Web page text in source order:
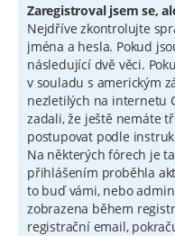
Zaregistroval jsem se,
Nejdříve zkontrolujte
jména a hesla. Pokud
následující dvě věci.
v souladu s americkým
nezletilých na internetu
zadali, že ještě nemáte
postupovat podle
Na některých fórech je
přihlášením proběhla
to buď vámi, nebo
zobrazena během
registrační email,